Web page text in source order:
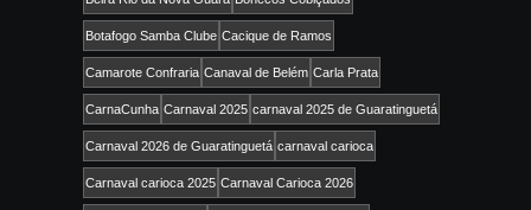
Botafogo Samba Clube Cacique de Ramos
Camarote Confraria Canaval de Belém Carla Prata
CarnaCunha Carnaval 2025 carnaval 2025 de Guaratinguetá
Carnaval 2026 de Guaratinguetá carnaval carioca
Carnaval carioca 2025 Carnaval Carioca 2026